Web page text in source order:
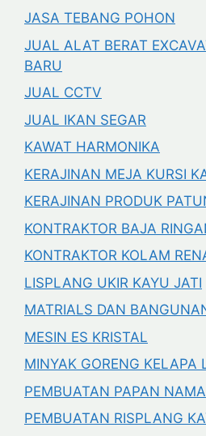
JASA TEBANG POHON
JUAL ALAT BERAT
BARU
JUAL CCTV
JUAL IKAN SEGAR
KAWAT HARMONIKA
KERAJINAN MEJA KURSI
KERAJINAN PRODUK
KONTRAKTOR BAJA
KONTRAKTOR KOLAM
LISPLANG UKIR KAYU JATI
MATRIALS DAN
MESIN ES KRISTAL
MINYAK GORENG KELAPA
PEMBUATAN PAPAN NAMA
PEMBUATAN RISPLANG